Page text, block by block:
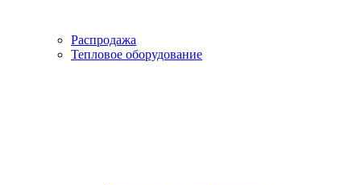
Распродажа
Тепловое оборудование